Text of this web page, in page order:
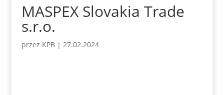
MASPEX Slovakia Trade
s.r.o.
przez KPB| 27.02.2024